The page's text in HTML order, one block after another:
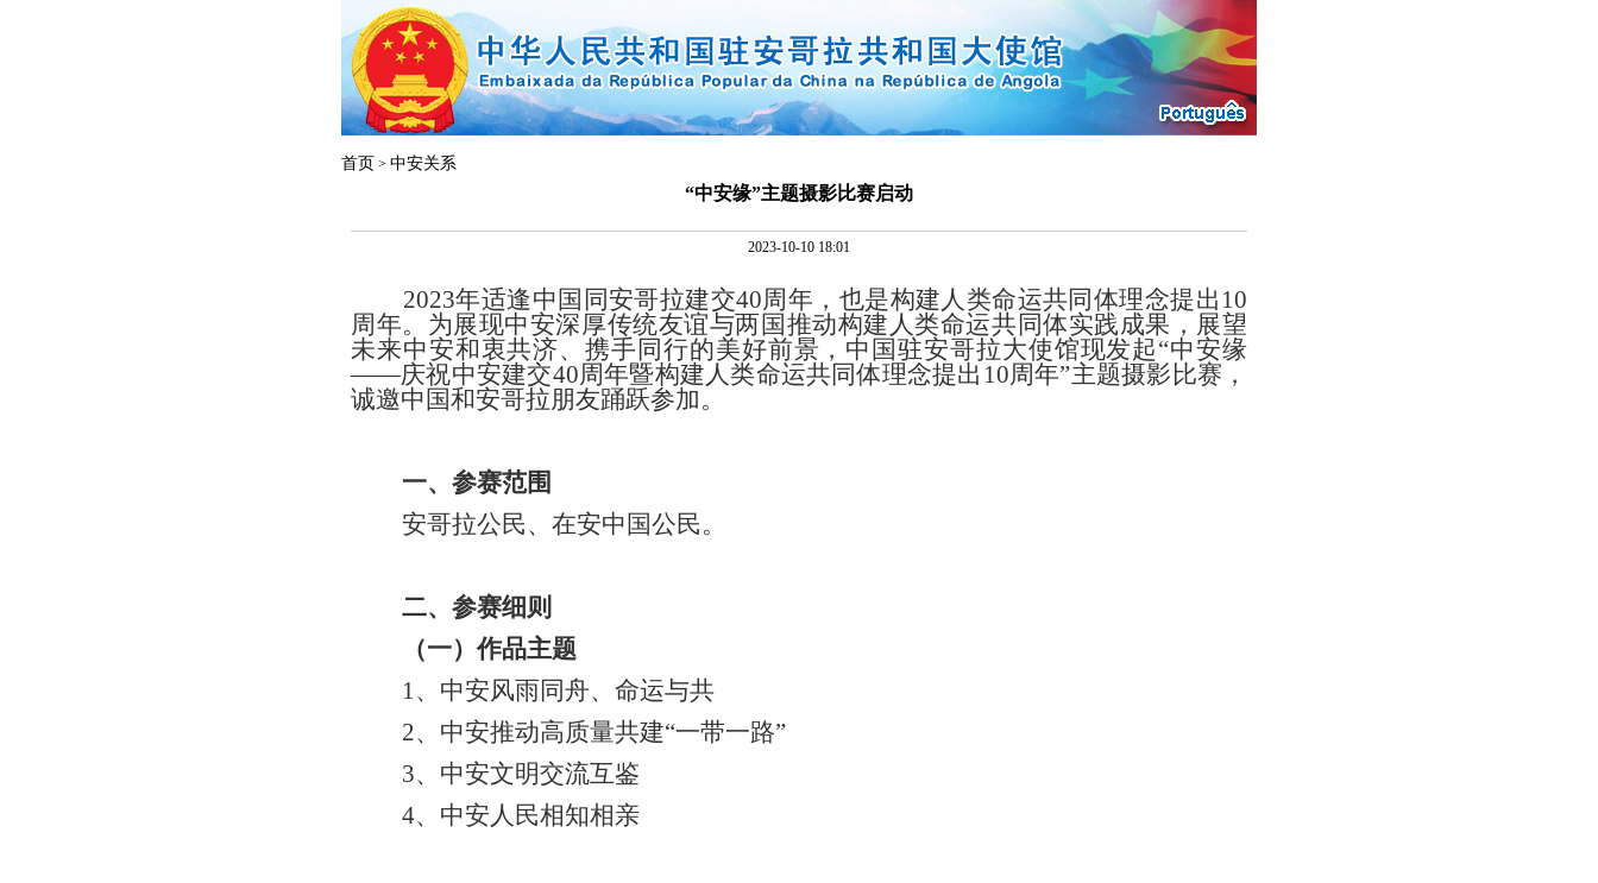
首页 > 中安关系
“中安缘”主题摄影比赛启动
2023-10-10 18:01
2023年适逢中国同安哥拉建交40周年，也是构建人类命运共同体理念提出 10
周年。为展现中安深厚传统友谊与两国推动构建人类命运共同体实践成果，展望
未来中安和衷共济、携手同行的美好前景，中国驻安哥拉大使馆现发起“中安缘
——庆祝中安建交40周年暨构建人类命运共同体理念提出 10周年”主题摄影比赛 ，
诚邀中国和安哥拉朋友踊跃参加。
一、参赛范围
安哥拉公民、在安中国公民。
二、参赛细则
（一）作品主题
1、 中安风雨同舟、命运与共
2、 中安推动高质量共建“一带一路”
3、 中安文明交流互鉴
4、 中安人民相知相亲